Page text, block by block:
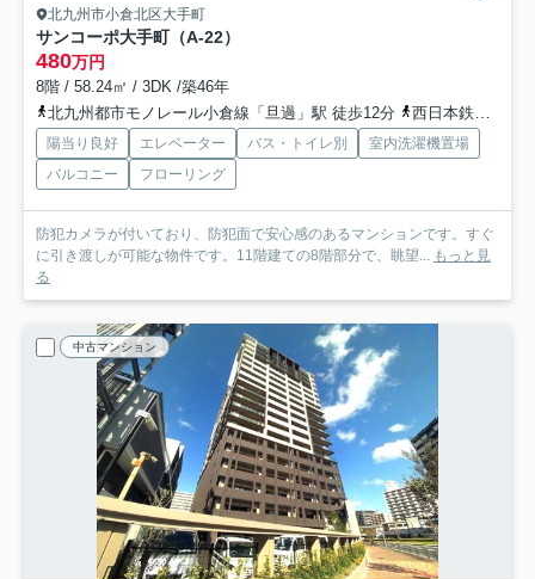
北九州市小倉北区大手町
サンコーポ大手町（A-22）
480万円
8階 / 58.24㎡ / 3DK /築46年
北九州都市モノレール小倉線「旦過」駅 徒歩12分
西日本鉄道（バス）「小倉北区役所前」バス停下車 徒歩3分
陽当り良好 エレベーター バス・トイレ別
室内洗濯機置場
バルコニー
フローリング
防犯カメラが付いており、防犯面で安心感のあるマンションです。すぐ
に引き渡しが可能な物件です。11階建ての8階部分で、眺望... もっと見
る
中古マンション